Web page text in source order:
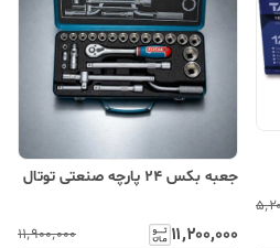
جعبه بکس 24 پارچه صنعتی توتال
۱۱٬۲۰۰٬۰۰۰ ۱۱٬۹۰۰٬۰۰۰